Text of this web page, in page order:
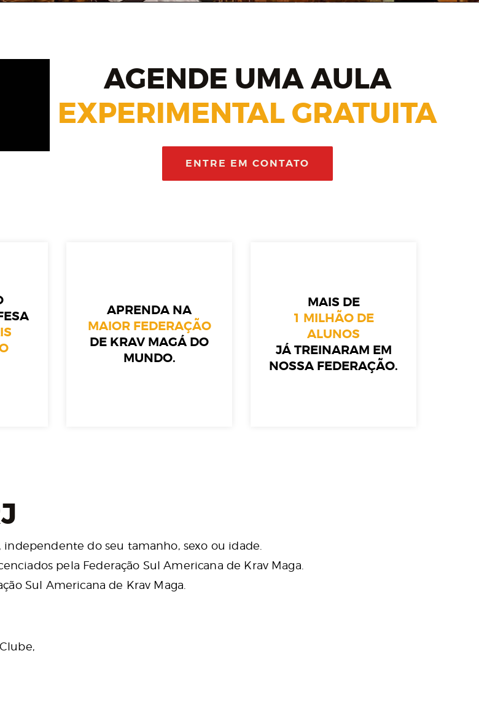
AGENDE UMA AULA
EXPERIMENTAL GRATUITA
ENTRE EM CONTATO
APRENDA NA
MAIOR FEDERAÇÃO
DE KRAV MAGÁ DO
MUNDO.
MAIS DE
1 MILHÃO DE
ALUNOS
JÁ TREINARAM EM
NOSSA FEDERAÇÃO.
do seu tamanho, sexo ou idade.
pela Federação Sul Americana de Krav Maga.
Sul Americana de Krav Maga.